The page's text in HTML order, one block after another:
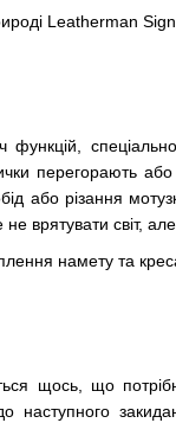
функцій,
перегорають
або різання
врятувати світ,
щось, що
наступного